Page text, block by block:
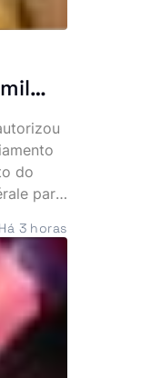
do
para
decisão
Há 3 horas